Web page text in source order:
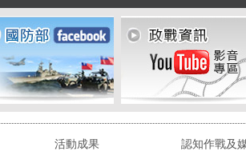
活動成果
認知作戰及